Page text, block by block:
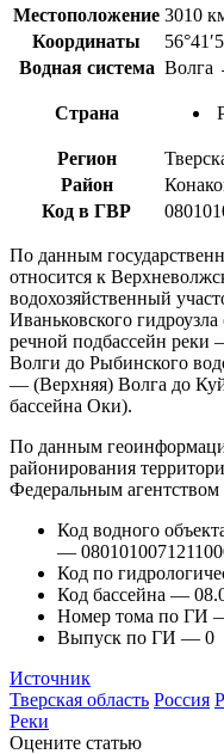
Местоположение 3010
Координаты
Водная система Волга
Страна
Регион
Район
Код в ГВР
По данным
относится к
водохозяйственный
Иваньковского
речной подбассейн
Волги до Рыбинского
— (Верхняя) Волга до
бассейна Оки).
По данным
районирования
Федеральным агентством
Код водного
—
Код по
Код бассейна —
Номер тома по ГИ
Выпуск по ГИ — 0
Источник
Тверская область Россия
Реки
Оцените статью